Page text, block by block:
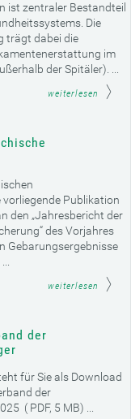
ist zentraler Bestandteil
Die
trägt dabei die
im
der Spitäler). ...
weiterlesen
Publikation
den „Jahresbericht der
des Vorjahres
Gebarungsergebnisse
weiterlesen
der
für Sie als Download
der
( PDF, 5 MB) ...